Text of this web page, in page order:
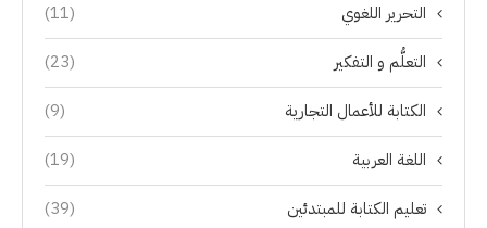
التحرير اللغوي (11)
التعلُّم و التفكير (23)
الكتابة للأعمال التجارية (9)
اللغة العربية (19)
تعليم الكتابة للمبتدئين (39)